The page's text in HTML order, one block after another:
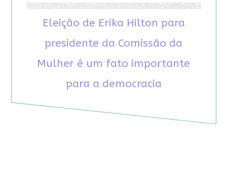
Eleição de Erika Hilton para
presidente da Comissão da
Mulher é um fato importante
para a democracia